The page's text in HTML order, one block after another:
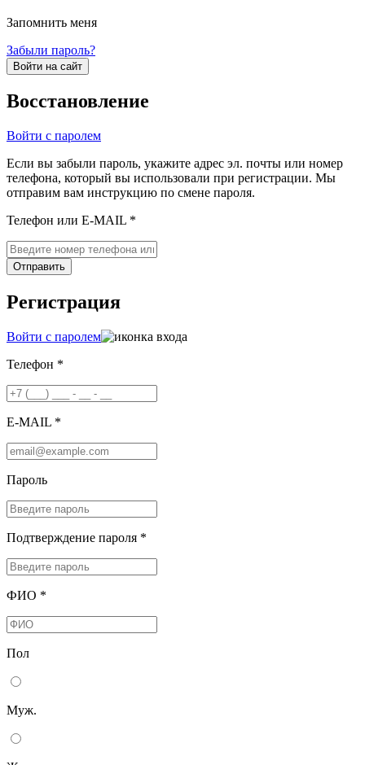
Запомнить меня
Забыли пароль?
Войти на сайт
Восстановление
Войти с паролем
Если вы забыли пароль, укажите адрес эл. почты или номер
телефона, который вы использовали при регистрации. Мы
отправим вам инструкцию по смене пароля.
Телефон или E-MAIL *
Отправить
Регистрация
Войти с паролем
Телефон *
E-MAIL *
Пароль
Подтверждение пароля *
ФИО *
Пол
Муж.